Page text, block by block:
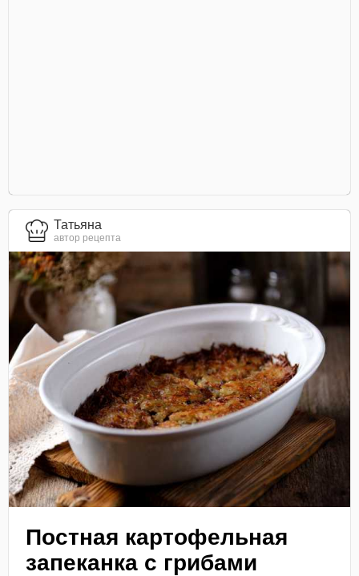
Татьяна
автор рецепта
Постная картофельная
запеканка с грибами